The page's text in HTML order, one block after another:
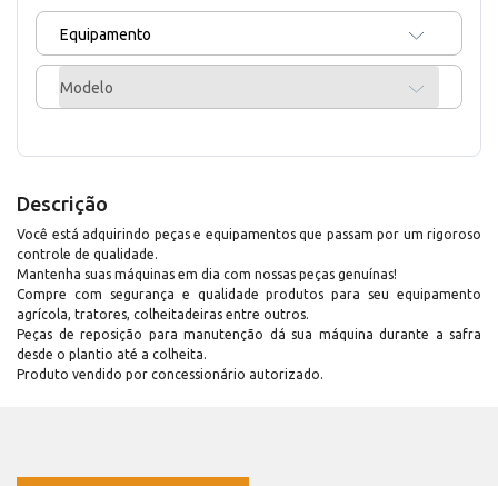
Equipamento
Modelo
Descrição
Você está adquirindo peças e equipamentos que passam por um rigoroso
controle de qualidade.
Mantenha suas máquinas em dia com nossas peças genuínas!
Compre com segurança e qualidade produtos para seu equipamento
agrícola, tratores, colheitadeiras entre outros.
Peças de reposição para manutenção dá sua máquina durante a safra
desde o plantio até a colheita.
Produto vendido por concessionário autorizado.